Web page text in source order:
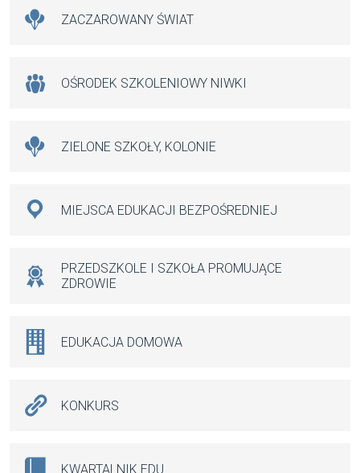
ZACZAROWANY ŚWIAT
OŚRODEK SZKOLENIOWY NIWKI
ZIELONE SZKOŁY, KOLONIE
MIEJSCA EDUKACJI BEZPOŚREDNIEJ
PRZEDSZKOLE I SZKOŁA PROMUJĄCE
ZDROWIE
EDUKACJA DOMOWA
KONKURS
KWARTALNIK.EDU